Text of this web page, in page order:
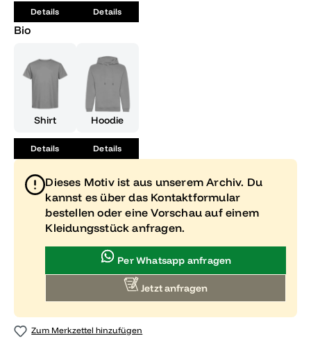
Details Details
Bio
Shirt
Details
Hoodie
Details
Dieses Motiv ist aus unserem Archiv. Du
kannst es über das Kontaktformular
bestellen oder eine Vorschau auf einem
Kleidungsstück anfragen.
Per Whatsapp anfragen
Jetzt anfragen
Zum Merkzettel hinzufügen